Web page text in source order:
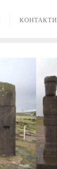
КОНТАКТИ